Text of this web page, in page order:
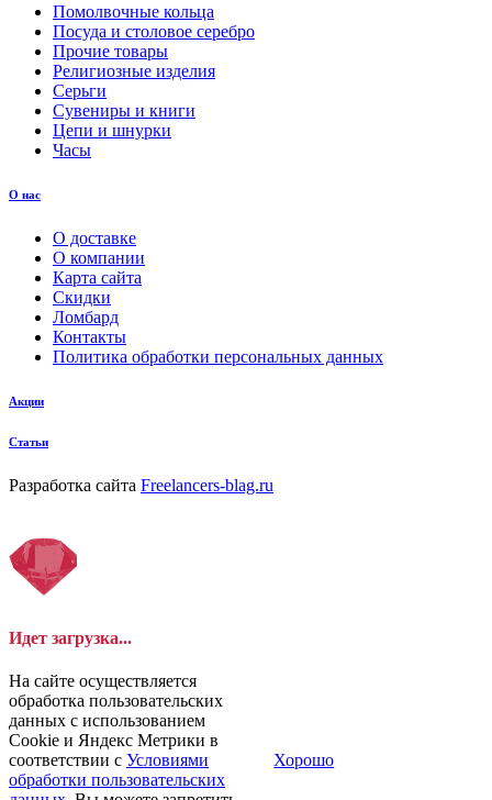
Помолвочные кольца
Посуда и столовое серебро
Прочие товары
Религиозные изделия
Серьги
Сувениры и книги
Цепи и шнурки
Часы
О нас
О доставке
О компании
Карта сайта
Скидки
Ломбард
Контакты
Политика обработки персональных данных
Акции
Статьи
Разработка сайта Freelancers-blag.ru
Идет загрузка...
На сайте осуществляется
обработка пользовательских
данных с использованием
Cookie и Яндекс Метрики в
соответствии с Условиями
обработки пользовательских
Хорошо